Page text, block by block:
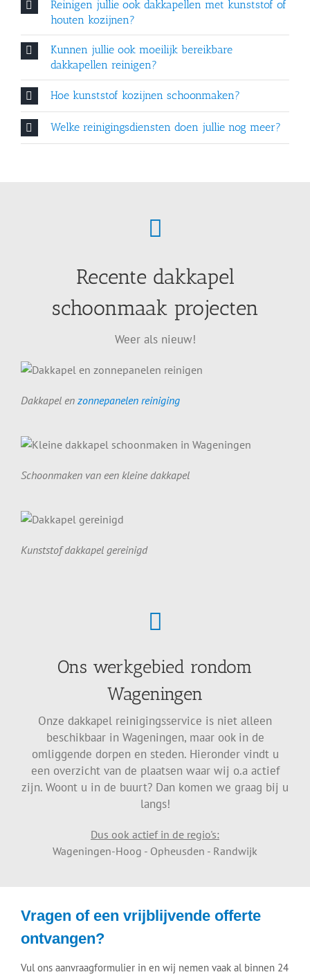
Reinigen jullie ook dakkapellen met kunststof of
houten kozijnen?
Kunnen jullie ook moeilijk bereikbare
dakkapellen reinigen?
Hoe kunststof kozijnen schoonmaken?
Welke reinigingsdiensten doen jullie nog meer?
Recente dakkapel
schoonmaak projecten
Weer als nieuw!
Dakkapel en zonnepanelen reiniging
Schoonmaken van een kleine dakkapel
Kunststof dakkapel gereinigd
Ons werkgebied rondom
Wageningen
Onze dakkapel reinigingsservice is niet alleen
beschikbaar in Wageningen, maar ook in de
omliggende dorpen en steden. Hieronder vindt u
een overzicht van de plaatsen waar wij o.a actief
zijn. Woont u in de buurt? Dan komen we graag bij u
langs!
Dus ook actief in de regio's:
Wageningen-Hoog - Opheusden - Randwijk
Vragen of een vrijblijvende offerte
ontvangen?
Vul ons aanvraagformulier in en wij nemen vaak al binnen 24